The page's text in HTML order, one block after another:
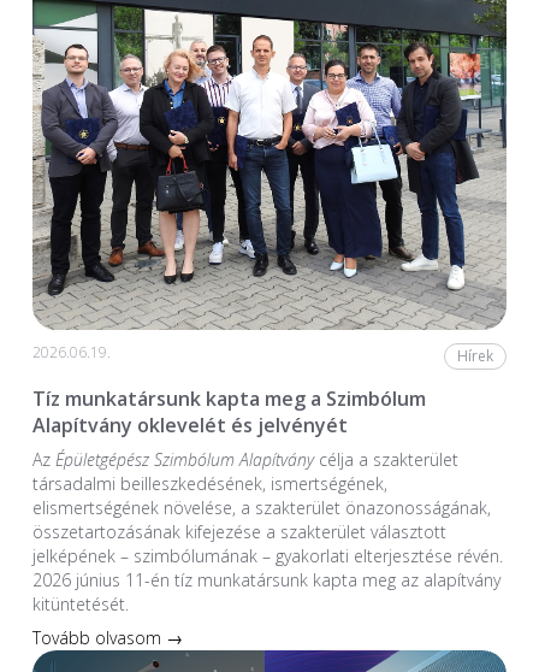
2026.06.19. Hírek
Tíz munkatársunk kapta meg a Szimbólum
Alapítvány oklevelét és jelvényét
Az Épületgépész Szimbólum Alapítványcélja a szakterület
társadalmi beilleszkedésének, ismertségének,
elismertségének növelése, a szakterület önazonosságának,
összetartozásának kifejezése a szakterület választott
jelképének – szimbólumának – gyakorlati elterjesztése révén.
2026 június 11-én tíz munkatársunk kapta meg az alapítvány
kitüntetését.
Tovább olvasom →